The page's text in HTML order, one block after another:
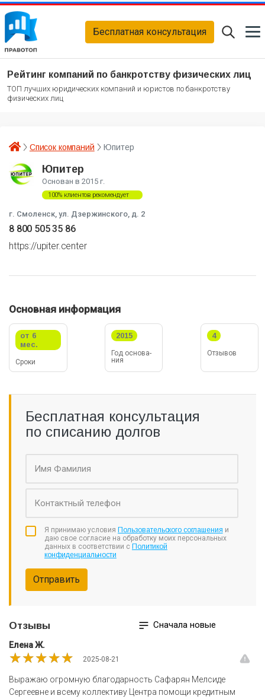
Бесплатная консультация
Рейтинг компаний по банкротству физических лиц
ТОП лучших юридических компаний и юристов по банкротству
физических лиц
Список компаний Юпитер
Юпитер
Основан в 2015 г.
100% клиентов рекомендует
г. Смоленск, ул. Дзержинского, д. 2
8 800 505 35 86
https://upiter.center
Основная информация
Сроки
от 6
мес.
Год ос­но­ва­
ния
2015
Отзывов
4
Бесплатная консультация
по списанию долгов
Я принимаю условия Пользовательского соглашения и
даю свое согласие на обработку моих персональных
данных в соответствии с Политикой
конфиденциальности
Отправить
Сначала новые
Отзывы
Елена Ж.
2025-08-21
★★★★★
★★★★★
★★★★★
Выражаю огромную благодарность Сафарян Мелсиде
Сергеевне и всему коллективу Центра помощи кредитным